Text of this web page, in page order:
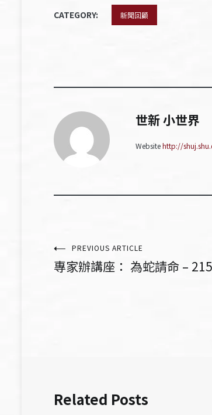
CATEGORY: 新聞回顧
世新 小世界
Websitehttp://
文PREVIOUS ARTICLE
專家辦講座： 為蛇請命 –
Related Posts